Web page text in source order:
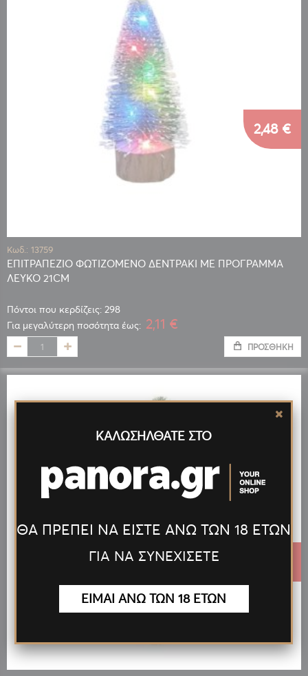
Κωδ.: 13759
ΕΠΙΤΡΑΠΕΖΙΟ ΦΩΤΙΖΟΜΕΝΟ ΔΕΝΤΡΑΚΙ ΜΕ ΠΡΟΓΡΑΜΜΑ
ΛΕΥΚΟ 21CM
Πόντοι που κερδίζεις: 298
2,48 €
Για μεγαλύτερη ποσότητα έως: 2,11 €
ΠΡΟΣΘΉΚΗ
ΚΑΛΩΣΗΛΘΑΤΕ ΣΤΟ
ΘΑ ΠΡΕΠΕΙ ΝΑ ΕΙΣΤΕ ΑΝΩ ΤΩΝ 18 ΕΤΩΝ
ΓΙΑ ΝΑ ΣΥΝΕΧΙΣΕΤΕ
ΕΙΜΑΙ ΑΝΩ ΤΩΝ 18 ΕΤΩΝ